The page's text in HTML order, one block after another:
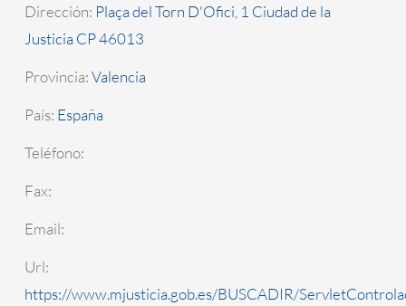
Dirección: Plaça del Torn D'Ofici, 1 Ciudad de la
Justicia CP 46013
Provincia:Valencia
País: España
Teléfono:
Fax:
Email:
Url:
https://www.mjusticia.gob.es/BUSCADIR/